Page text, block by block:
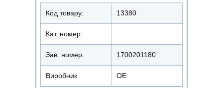
Код товару: 13380
Кат. номер:
Зав. номер: 1700201180
Виробник OE